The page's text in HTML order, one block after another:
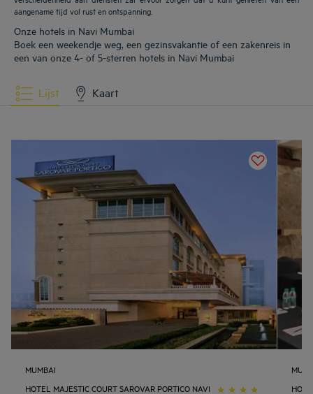
aangename tijd vol rust en ontspanning.
Onze hotels in Navi Mumbai
Boek een weekendje weg, een gezinsvakantie of een zakenreis in
een van onze 4- of 5-sterren hotels in Navi Mumbai
Lijst Kaart
MUMBAI
HOTEL MAJESTIC COURT SAROVAR PORTICO NAVI